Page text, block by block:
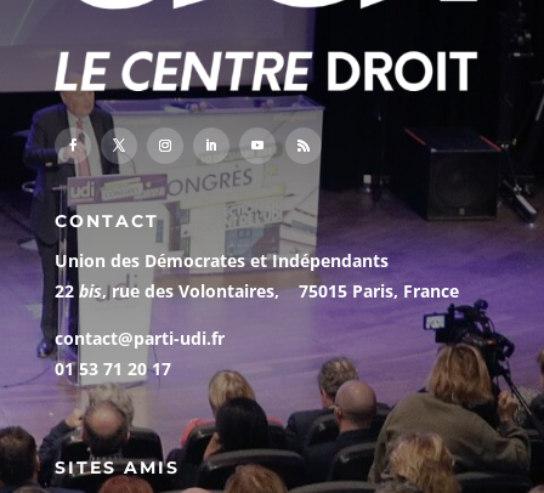
CONTACT
Union des Démocrates et Indépendants
22 bis, rue des Volontaires, 75015 Paris, France
contact@parti-udi.fr
01 53 71 20 17
SITES AMIS